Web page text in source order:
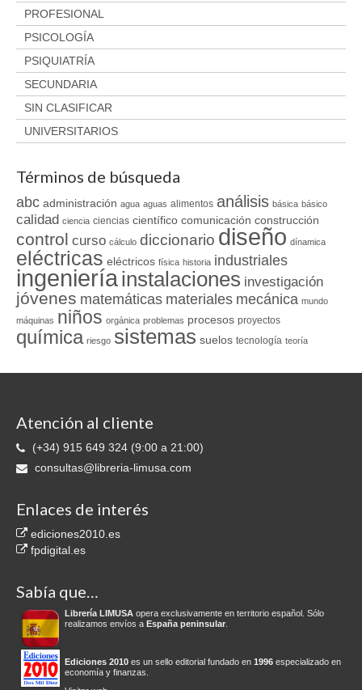
PROFESIONAL
PSICOLOGÍA
PSIQUIATRÍA
SECUNDARIA
SIN CLASIFICAR
UNIVERSITARIOS
Términos de búsqueda
abc administración agua aguas alimentos análisis básica básico
calidad ciencia ciencias científico comunicación construcción
control curso cálculo diccionario diseño dínamica
eléctricas eléctricos física historia industriales
ingeniería instalaciones investigación
jóvenes matemáticas materiales mecánica mundo
máquinas niños orgánica problemas procesos proyectos
química riesgo sistemas suelos tecnología teoría
Atención al cliente
(+34) 915 649 324 (9:00 a 21:00)
consultas@libreria-limusa.com
Enlaces de interés
ediciones2010.es
fpdigital.es
Sabía que…
Librería LIMUSA opera exclusivamente en territorio español. Sólo
realizamos envíos a España peninsular
Ediciones 2010 es un sello editorial fundado en 1996 especializado en
economía y finanzas.